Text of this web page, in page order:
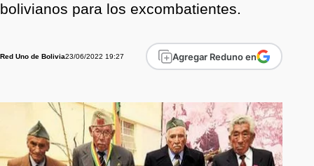
bolivianos para los excombatientes.
Red Uno de Bolivia23/06/2022 19:27 Agregar Reduno en